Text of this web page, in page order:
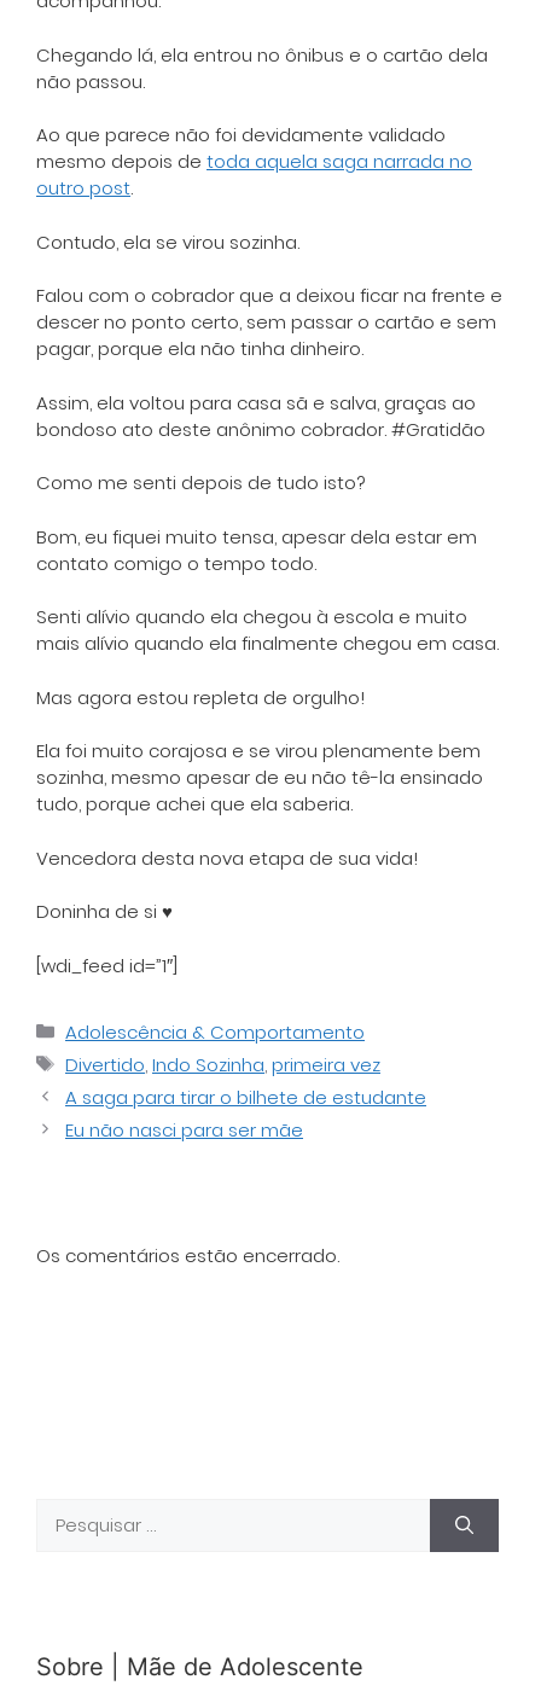
Chegando lá, ela entrou no ônibus e o cartão dela
não passou.
Ao que parece não foi devidamente validado
mesmo depois de toda aquela saga narrada no
outro post.
Contudo, ela se virou sozinha.
Falou com o cobrador que a deixou ficar na frente e
descer no ponto certo, sem passar o cartão e sem
pagar, porque ela não tinha dinheiro.
Assim, ela voltou para casa sã e salva, graças ao
bondoso ato deste anônimo cobrador. #Gratidão
Como me senti depois de tudo isto?
Bom, eu fiquei muito tensa, apesar dela estar em
contato comigo o tempo todo.
Senti alívio quando ela chegou à escola e muito
mais alívio quando ela finalmente chegou em casa.
Mas agora estou repleta de orgulho!
Ela foi muito corajosa e se virou plenamente bem
sozinha, mesmo apesar de eu não tê-la ensinado
tudo, porque achei que ela saberia.
Vencedora desta nova etapa de sua vida!
Doninha de si ♥
[wdi_feed id=”1″]
Categorias
Adolescência & Comportamento
Tags
Divertido,Indo Sozinha,primeira vez
A saga para tirar o bilhete de estudante
Eu não nasci para ser mãe
Os comentários estão encerrado.
por:
Sobre | Mãe de Adolescente